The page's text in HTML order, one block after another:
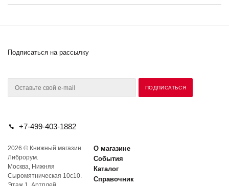
Подписаться на рассылку
+7-499-403-1882
2026 © Книжный магазин
Либрорум.
Москва, Нижняя
Сыромятническая 10с10.
О магазине
События
Каталог
Справочник